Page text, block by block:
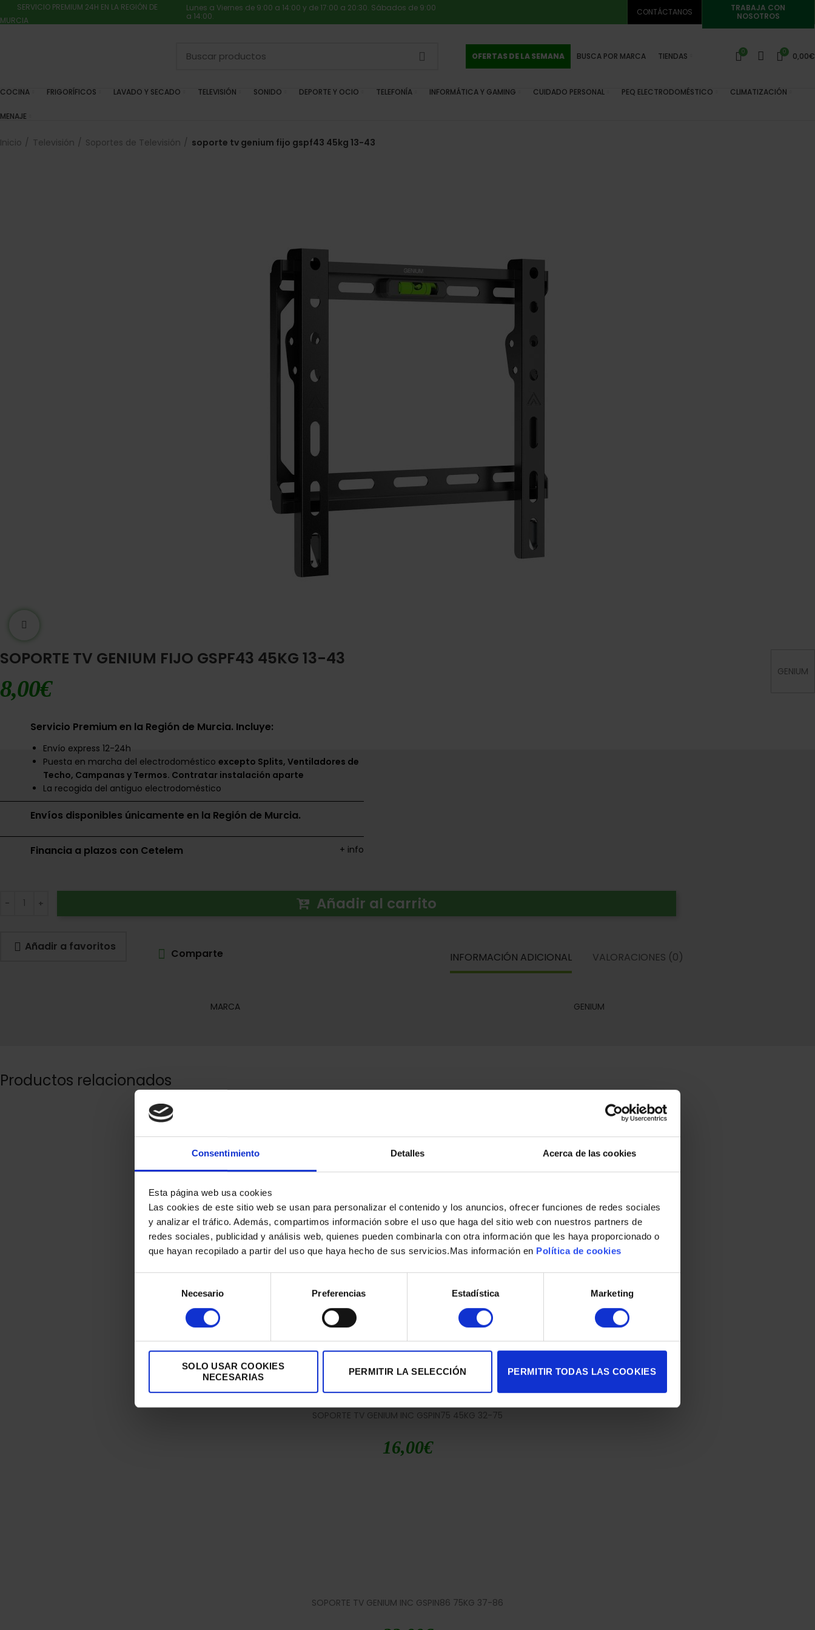
Consentimiento Detalles Acerca de las cookies
Esta página web usa cookies
Las cookies de este sitio web se usan para personalizar el contenido y los anuncios, ofrecer funciones de redes sociales
y analizar el tráfico. Además, compartimos información sobre el uso que haga del sitio web con nuestros partners de
redes sociales, publicidad y análisis web, quienes pueden combinarla con otra información que les haya proporcionado o
que hayan recopilado a partir del uso que haya hecho de sus servicios.Mas información en Política de cookies
consentimiento
Necesario Preferencias Estadística Marketing
SOLO USAR COOKIES
NECESARIAS
PERMITIR LA SELECCIÓN PERMITIR TODAS LAS COOKIES
SERVICIO PREMIUM 24H EN LA REGIÓN DE
MURCIA
Lunes a Viernes de 9:00 a 14:00 y de 17:00 a 20:30. Sábados de 9:00
a 14:00.
CONTÁCTANOS
TRABAJA CON
NOSOTROS
OFERTAS DE LA SEMANA BUSCA POR MARCA TIENDAS 0 0 0,00€
COCINA FRIGORÍFICOS LAVADO Y SECADO TELEVISIÓN SONIDO DEPORTE Y OCIO TELEFONÍA INFORMÁTICA Y GAMING CUIDADO PERSONAL PEQ ELECTRODOMÉSTICO CLIMATIZACIÓN
MENAJE
Inicio Televisión Soportes de Televisión soporte tv genium fijo gspf43 45kg 13-43
GENIUM
SOPORTE TV GENIUM FIJO GSPF43 45KG 13-43
8,00€
Servicio Premium en la Región de Murcia. Incluye:
Envío express 12-24h
Puesta en marcha del electrodoméstico excepto Splits, Ventiladores de
Techo, Campanas y Termos. Contratar instalación aparte
La recogida del antiguo electrodoméstico
Envíos disponibles únicamente en la Región de Murcia.
Financia a plazos con Cetelem + info
Añadir al carrito
Añadir a favoritos
Comparte INFORMACIÓN ADICIONAL VALORACIONES (0)
MARCA GENIUM
Productos relacionados
SOPORTE TV GENIUM FIJO GSPF86 75KG 37-86
14,00€
SOPORTE TV GENIUM INC GSPIN75 45KG 32-75
16,00€
SOPORTE TV GENIUM INC GSPIN86 75KG 37-86